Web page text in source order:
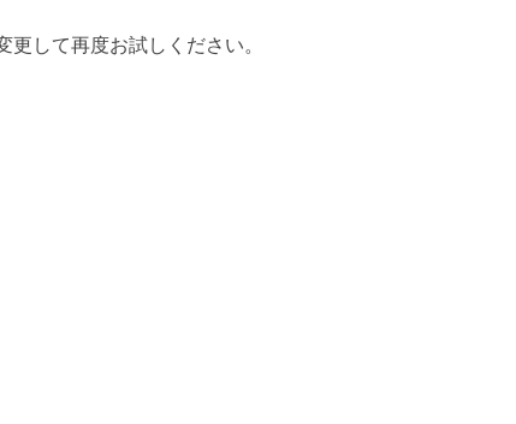
して再度お試しください。